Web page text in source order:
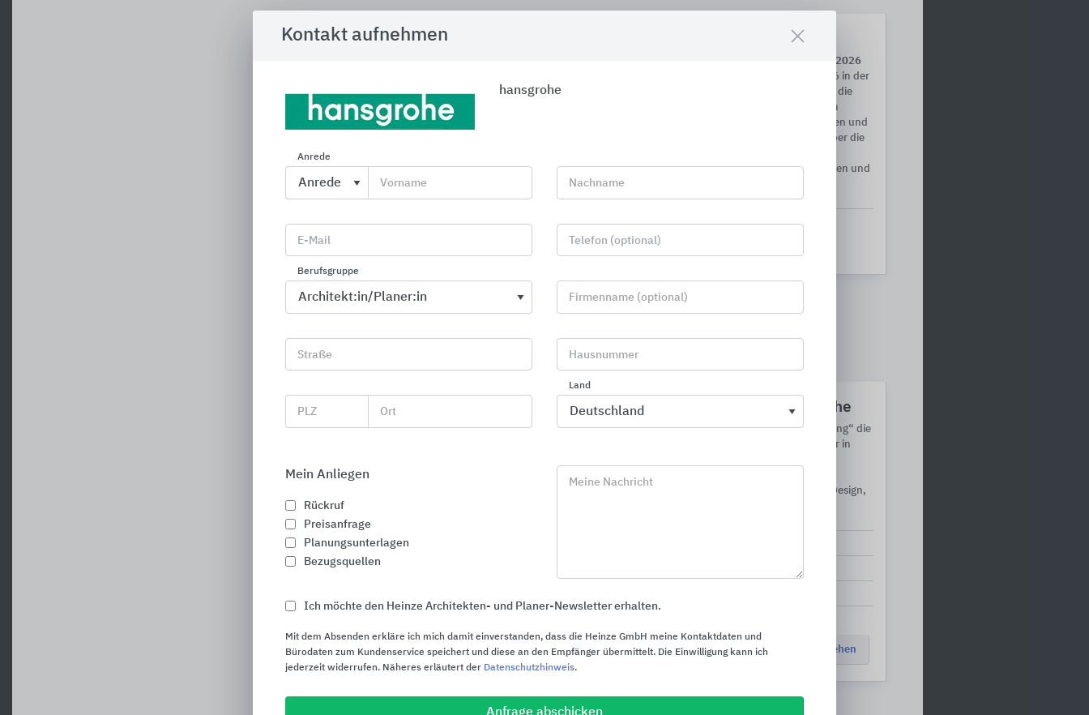
Wir sind dabei: 5. Klimafestival für die Bauwende 2026
Das Klimafestival findet am 18.–19. November 2026 in der
STATION Berlin statt und bringt alle zusammen, die die
Bauwende voranbringen. Zwei Tage lang geht es um
konkrete Lösungen für ressourcenschonendes Planen und
Bauen, um neues Wissen und um den Austausch über die
Baubranche. Wir sind vor Ort, zeigen unsere Lösungen und
freuen uns auf den Austausch.
18.11.2026 | Klimafestival Station Berlin
Präsenzveranstaltung
Architects' Darling geht an hansgrohe
Heinze ehrt mit der Auszeichnung „Architects’ Darling“ die
von Architekten und Planern favorisierten Hersteller in
Gesamtgewinner der branchenübergreifenden
Hauptkategorien Energieeffizienz, Barrierefreiheit, Design,
Auszeichnung ansehen
Kontakt aufnehmen
hansgrohe
Anrede
Vorname Nachname
E-Mail Telefon (optional)
Berufsgruppe
Firmenname (optional)
Straße Hausnummer
PLZ Ort
Land
Mein Anliegen
Rückruf
Preisanfrage
Planungsunterlagen
Bezugsquellen
Meine Nachricht
Ich möchte den Heinze Architekten- und Planer-Newsletter erhalten.
Mit dem Absenden erkläre ich mich damit einverstanden, dass die Heinze GmbH meine Kontaktdaten und
Bürodaten zum Kundenservice speichert und diese an den Empfänger übermittelt. Die Einwilligung kann ich
jederzeit widerrufen. Näheres erläutert der Datenschutzhinweis.